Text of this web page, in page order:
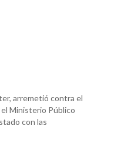
arremetió contra el
Ministerio Público
con las